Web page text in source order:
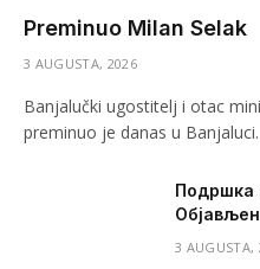
Preminuo Milan Selak
3 AUGUSTA, 2026
Banjalučki ugostitelj i otac
preminuo je danas u
Подршка
3 AUGUSTA,